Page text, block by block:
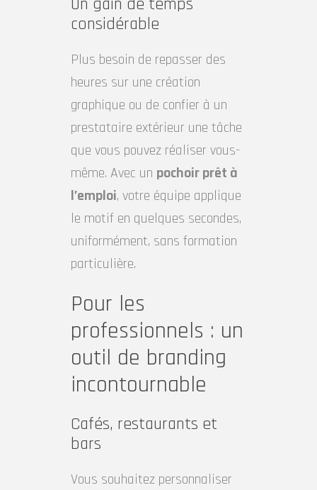
Un gain de temps
considérable
Plus besoin de repasser des
heures sur une création
graphique ou de confier à un
prestataire extérieur une tâche
que vous pouvez réaliser vous-
même. Avec un pochoir prêt à
l’emploi, votre équipe applique
le motif en quelques secondes,
uniformément, sans formation
particulière.
Pour les
professionnels : un
outil de branding
incontournable
Cafés, restaurants et
bars
Vous souhaitez personnaliser